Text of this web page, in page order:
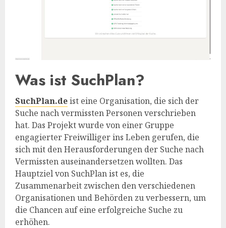
Was ist SuchPlan?
SuchPlan.deist eine Organisation, die sich der
Suche nach vermissten Personen verschrieben
hat. Das Projekt wurde von einer Gruppe
engagierter Freiwilliger ins Leben gerufen, die
sich mit den Herausforderungen der Suche nach
Vermissten auseinandersetzen wollten. Das
Hauptziel von SuchPlan ist es, die
Zusammenarbeit zwischen den verschiedenen
Organisationen und Behörden zu verbessern, um
die Chancen auf eine erfolgreiche Suche zu
erhöhen.